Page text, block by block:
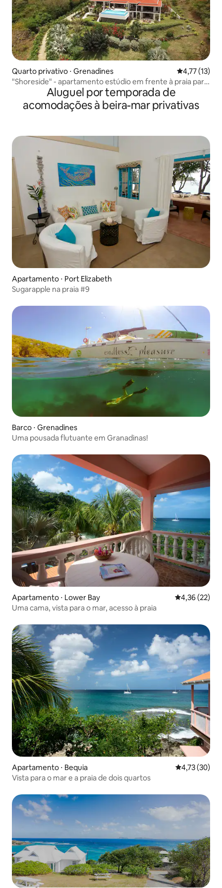
Quarto privativo ⋅ Grenadines 4,77 de uma
4,77 (13)
"Shoreside" - apartamento estúdio em frente à praia para
Aluguel por temporada de
acomodações à beira-mar privativas
Apartamento ⋅ Port Elizabeth
Sugarapple na praia #9
Barco ⋅ Grenadines
Uma pousada flutuante em Granadinas!
Apartamento ⋅ Lower Bay 4,36 de uma
4,36 (22)
Uma cama, vista para o mar, acesso à praia
Apartamento ⋅ Bequia 4,73 de uma
4,73 (30)
Vista para o mar e a praia de dois quartos